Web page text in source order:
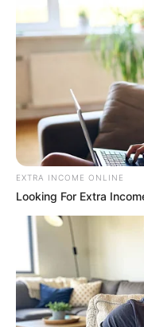
EXTRA INCOME ONLINE
Looking For Extra